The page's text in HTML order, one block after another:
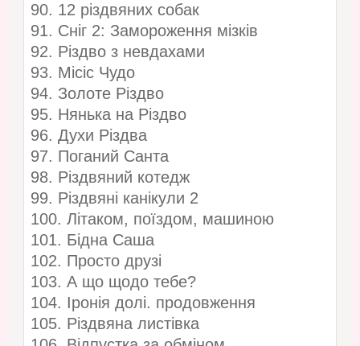
90. 12 різдвяних собак
91. Сніг 2: Замороження мізків
92. Різдво з невдахами
93. Місіс Чудо
94. Золоте Різдво
95. Нянька на Різдво
96. Духи Різдва
97. Поганий Санта
98. Різдвяний котедж
99. Різдвяні канікули 2
100. Літаком, поїздом, машиною
101. Бідна Саша
102. Просто друзі
103. А що щодо тебе?
104. Іронія долі. продовження
105. Різдвяна листівка